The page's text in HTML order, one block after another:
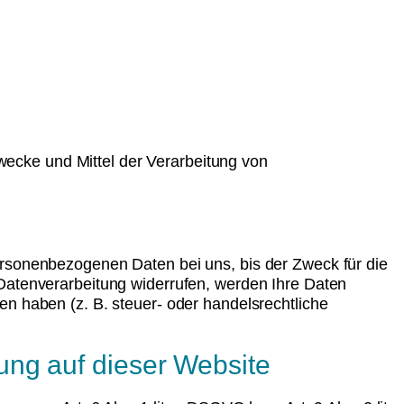
und Mittel der Verarbeitung von
Daten bei uns, bis der Zweck für die
widerrufen, werden Ihre Daten
haben (z. B. steuer- oder handelsrechtliche
auf dieser Website